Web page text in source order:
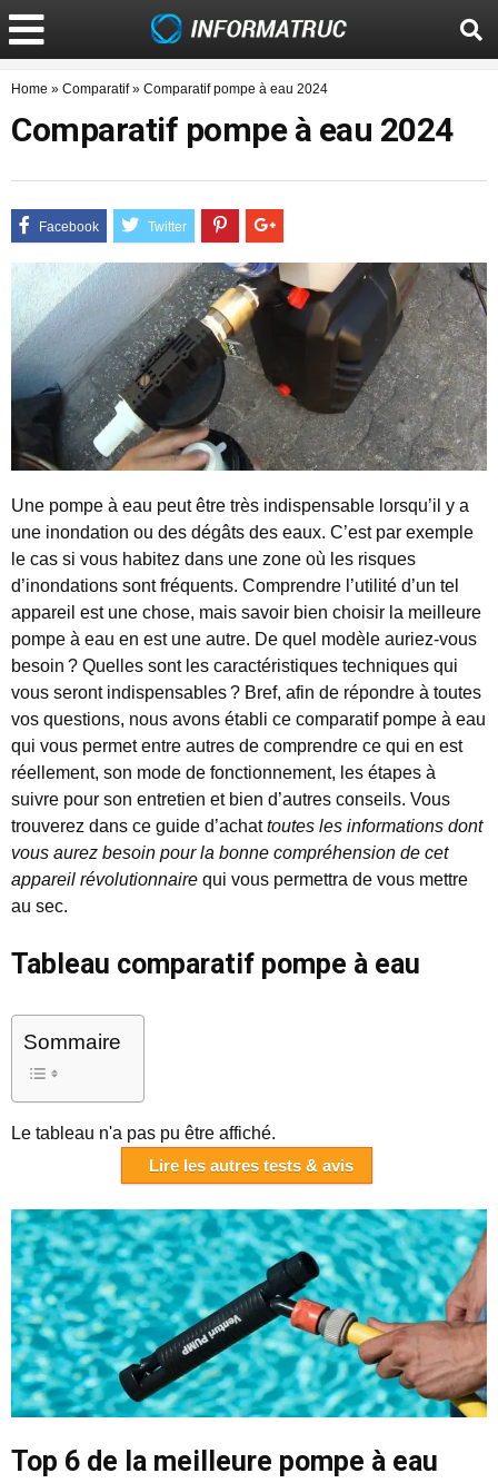
Home » Comparatif» Comparatif pompe à eau 2024
Comparatif pompe à eau 2024
Une pompe à eau peut être très indispensable lorsqu’il y a
une inondation ou des dégâts des eaux. C’est par exemple
le cas si vous habitez dans une zone où les risques
d’inondations sont fréquents. Comprendre l’utilité d’un tel
appareil est une chose, mais savoir bien choisir la meilleure
pompe à eau en est une autre. De quel modèle auriez-vous
besoin ? Quelles sont les caractéristiques techniques qui
vous seront indispensables ? Bref, afin de répondre à toutes
vos questions, nous avons établi ce comparatif pompe à eau
qui vous permet entre autres de comprendre ce qui en est
réellement, son mode de fonctionnement, les étapes à
suivre pour son entretien et bien d’autres conseils. Vous
trouverez dans ce guide d’achattoutes les informations dont
vous aurez besoin pour la bonne compréhension de cet
appareil révolutionnaire qui vous permettra de vous mettre
au sec.
Tableau comparatif pompe à eau
Sommaire
Le tableau n'a pas pu être affiché.
Lire les autres tests & avis
Top 6 de la meilleure pompe à eau